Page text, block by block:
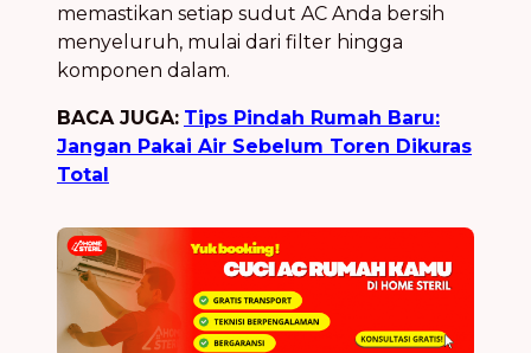
memastikan setiap sudut AC Anda bersih
menyeluruh, mulai dari filter hingga
komponen dalam.
BACA JUGA: Tips Pindah Rumah Baru:
Jangan Pakai Air Sebelum Toren Dikuras
Total